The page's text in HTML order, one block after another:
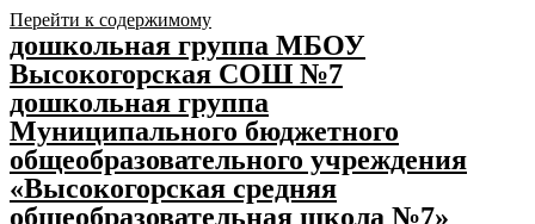
Перейти к содержимому
дошкольная группа МБОУ
Высокогорская СОШ №7
дошкольная группа
Муниципального бюджетного
общеобразовательного учреждения
«Высокогорская средняя
общеобразовательная школа №7»